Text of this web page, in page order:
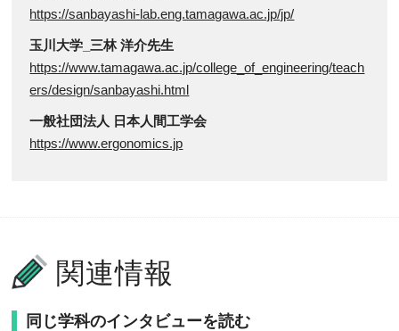
https://sanbayashi-lab.eng.tamagawa.ac.jp/jp/
玉川大学_三林 洋介先生
https://www.tamagawa.ac.jp/college_of_engineering/teach
ers/design/sanbayashi.html
一般社団法人 日本人間工学会
https://www.ergonomics.jp
関連情報
同じ学科のインタビューを読む